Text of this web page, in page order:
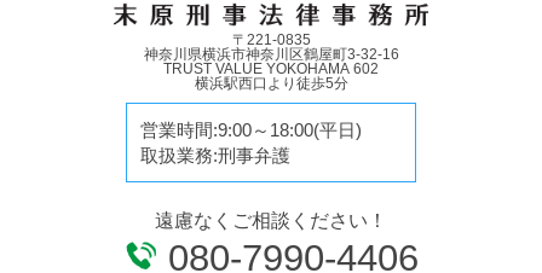
〒221-0835
神奈川県横浜市神奈川区鶴屋町3-32-16
TRUST VALUE YOKOHAMA 602
横浜駅西口より徒歩5分
営業時間:9:00～18:00(平日)
取扱業務:刑事弁護
遠慮なくご相談ください！
080-7990-4406